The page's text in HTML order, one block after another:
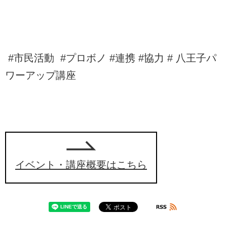
#市民活動 #プロボノ #連携 #協力 # 八王子パ
ワーアップ講座
イベント・講座概要はこちら